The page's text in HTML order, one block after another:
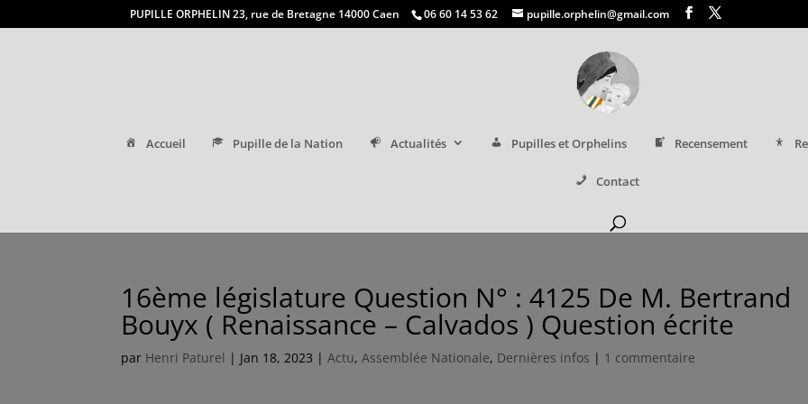
PUPILLE ORPHELIN 23, rue de Bretagne 14000 Caen 06 60 14 53 62 pupille.orphelin@gmail.com
Accueil Pupille de la Nation Actualités Pupilles et Orphelins Recensement
Contact
16ème législature Question N° : 4125 De M. Bertrand
Bouyx ( Renaissance – Calvados ) Question écrite
par Henri Paturel | Jan 18, 2023 |Actu,Assemblée Nationale, Dernières infos | 1 commentaire